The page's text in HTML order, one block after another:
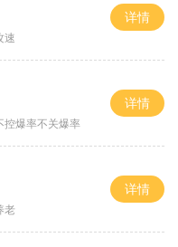
速
详情
控爆率不关爆率
详情
老
详情